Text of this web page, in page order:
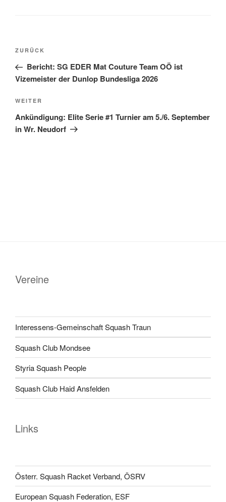
Beitragsnavigation
Vorheriger
Beitrag
ZURÜCK
Bericht: SG EDER Mat Couture Team OÖ ist
Vizemeister der Dunlop Bundesliga 2026
Nächster
Beitrag
WEITER
Ankündigung: Elite Serie #1 Turnier am 5./6. September
in Wr. Neudorf
Vereine
Interessens-Gemeinschaft Squash Traun
Squash Club Mondsee
Styria Squash People
Squash Club Haid Ansfelden
Links
Österr. Squash Racket Verband, ÖSRV
European Squash Federation, ESF